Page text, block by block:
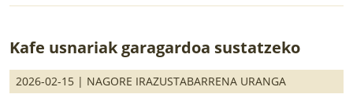
Kafe usnariak garagardoa sustatzeko
2026-02-15 | NAGORE IRAZUSTABARRENA URANGA